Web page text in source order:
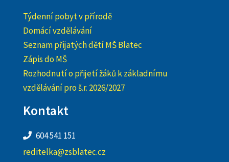
Týdenní pobyt v přírodě
Domácí vzdělávání
Seznam přijatých dětí MŠ Blatec
Zápis do MŠ
Rozhodnutí o přijetí žáků k základnímu
vzdělávání pro š.r. 2026/2027
Kontakt
604 541 151
reditelka@zsblatec.cz